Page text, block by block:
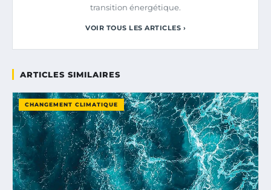
transition énergétique.
VOIR TOUS LES ARTICLES ›
ARTICLES SIMILAIRES
CHANGEMENT CLIMATIQUE